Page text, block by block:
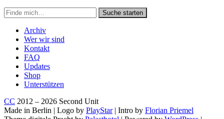
Suche
in
https://secondunit-
podcast.de/
Suche starten
Archiv
Wer wir sind
Kontakt
FAQ
Updates
Shop
Unterstützen
CC 2012 – 2026 Second Unit
Made in Berlin | Logo by PlayStar| Intro by Florian Priemel